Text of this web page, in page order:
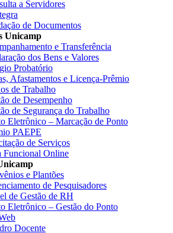
a Servidores
de Documentos
Unicamp
e Transferência
dos Bens e Valores
Probatório
Afastamentos e Licença-Prêmio
de Trabalho
de Desempenho
de Segurança do Trabalho
Eletrônico – Marcação de Ponto
PAEPE
de Serviços
Funcional Online
e Plantões
de Pesquisadores
de Gestão de RH
Eletrônico – Gestão do Ponto
Docente